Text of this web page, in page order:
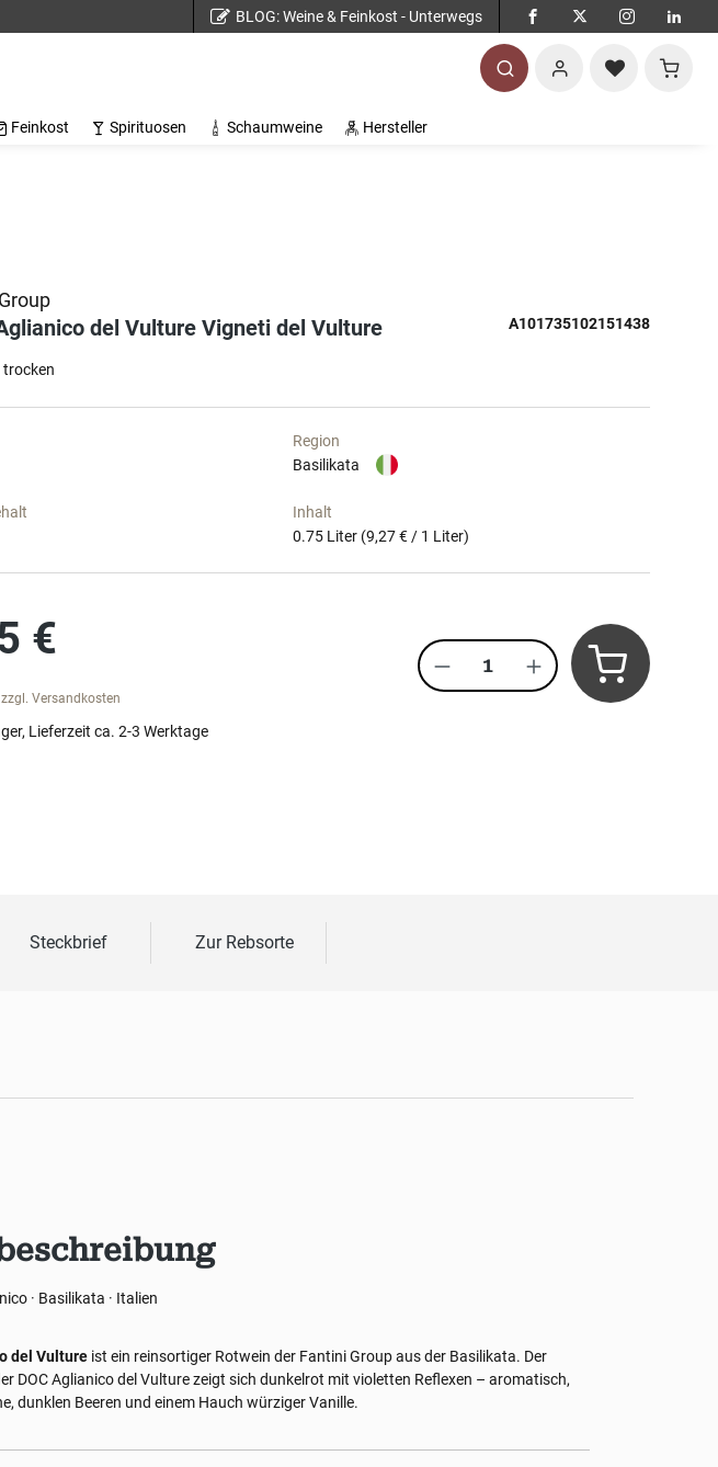
BLOG: Weine & Feinkost - Unterwegs
Feinkost Spirituosen Schaumweine Hersteller
del Vulture Vigneti del Vulture A101735102151438
trocken
Region
Basilikata
Inhalt
0.75 Liter (9,27 € / 1 Liter)
€
Versandkosten
Produkt Anzahl: Gib den
Lieferzeit ca. 2-3 Werktage
Steckbrief Zur Rebsorte
· Basilikata · Italien
del Vulture ist ein reinsortiger Rotwein der Fantini Group aus der Basilikata. Der
DOC Aglianico del Vulture zeigt sich dunkelrot mit violetten Reflexen – aromatisch,
dunklen Beeren und einem Hauch würziger Vanille.